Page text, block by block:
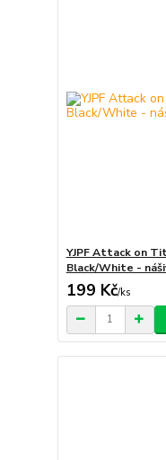
YJPF Attack on
Black/White -
199 Kč/ks